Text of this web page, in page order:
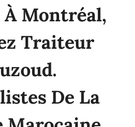
Montréal,
Traiteur
De La